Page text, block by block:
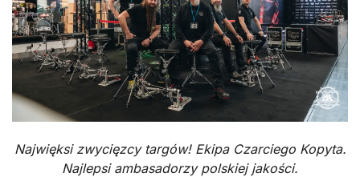
Najwięksi zwycięzcy targów! Ekipa Czarciego Kopyta.
Najlepsi ambasadorzy polskiej jakości.